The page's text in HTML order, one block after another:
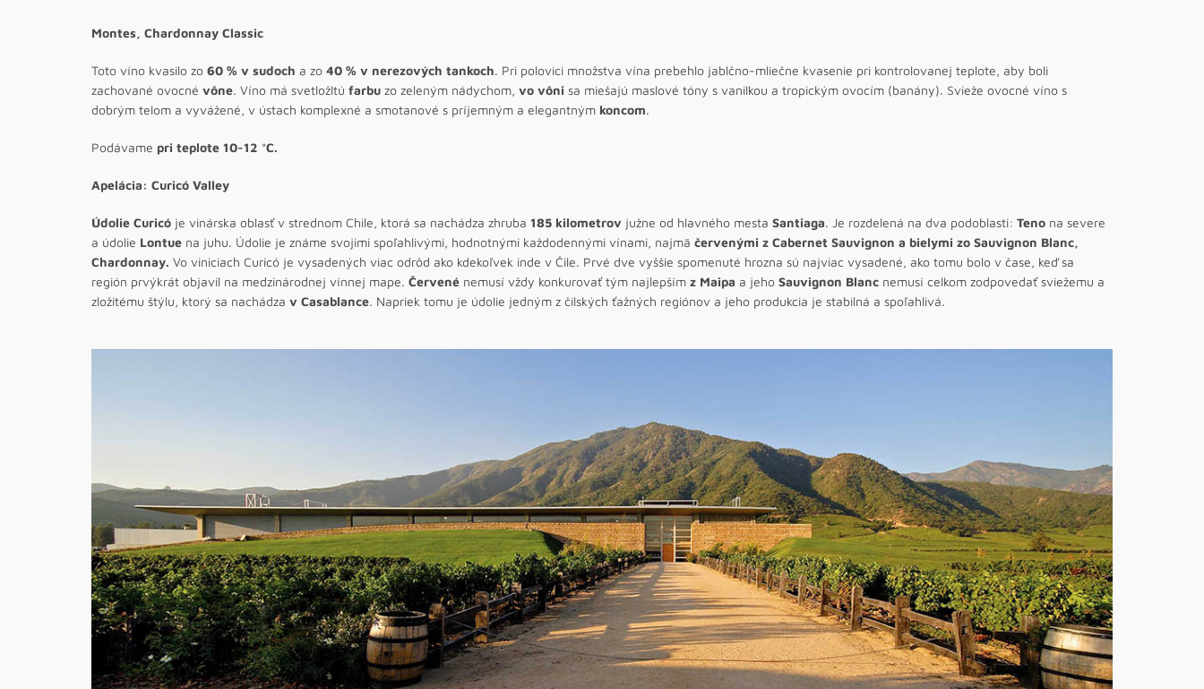
Montes, Chardonnay Classic
Toto víno kvasilo zo 60 % v sudoch a zo 40 % v nerezových tankoch. Pri polovici množstva vína prebehlo jablčno-mliečne kvasenie pri kontrolovanej teplote, aby boli
zachované ovocné vône. Víno má svetložltú farbu zo zeleným nádychom, vo vôni sa miešajú maslové tóny s vanilkou a tropickým ovocím (banány). Svieže ovocné víno s
dobrým telom a vyvážené, v ústach komplexné a smotanové s príjemným a elegantným koncom.
Podávame pri teplote 10-12 °C.
Apelácia: Curicó Valley
Údolie Curicó je vinárska oblasť v strednom Chile, ktorá sa nachádza zhruba 185 kilometrov južne od hlavného mesta Santiaga. Je rozdelená na dva podoblasti: Teno na severe
a údolie Lontue na juhu. Údolie je známe svojimi spoľahlivými, hodnotnými každodennými vínami, najmä červenými z Cabernet Sauvignon a bielymi zo Sauvignon Blanc,
Chardonnay. Vo viniciach Curicó je vysadených viac odrôd ako kdekoľvek inde v Čile. Prvé dve vyššie spomenuté hrozna sú najviac vysadené, ako tomu bolo v čase, keď sa
región prvýkrát objavil na medzinárodnej vínnej mape. Červené nemusí vždy konkurovať tým najlepším z Maipa a jeho Sauvignon Blanc nemusí celkom zodpovedať sviežemu a
zložitému štýlu, ktorý sa nachádza v Casablance. Napriek tomu je údolie jedným z čilských ťažných regiónov a jeho produkcia je stabilná a spoľahlivá.